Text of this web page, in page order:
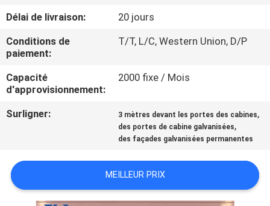
CONTRÔLE
DE
QUALITÉ
CONTACTEZ-
NOUS
UNE
CITATION
Délai de livraison:
20 jours
Conditions de
paiement:
T/T, L/C, Western Union, D/P
Capacité
d'approvisionnement:
2000 fixe / Mois
Surligner: 3 mètres devant les portes des cabines,
des portes de cabine galvanisées,
des façades galvanisées permanentes
MEILLEUR PRIX